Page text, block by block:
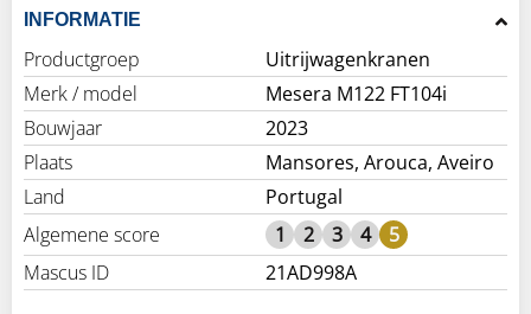
INFORMATIE
Productgroep
Uitrijwagenkranen
Merk / model
Mesera M122 FT104i
Bouwjaar
2023
Plaats
Mansores, Arouca, Aveiro
Land
Portugal
Algemene score
1 2 3 4
5
Mascus ID
21AD998A